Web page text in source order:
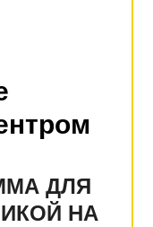
ДЛЯ
НА